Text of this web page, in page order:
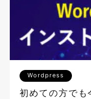
Wordpress
初めての方で